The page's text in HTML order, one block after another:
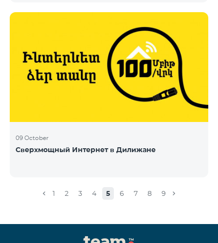
09 October
Сверхмощный Интернет в Дилижане
1 2 3 4 5 6 7 8 9